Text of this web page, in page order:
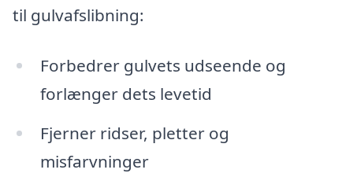
til gulvafslibning:
Forbedrer gulvets udseende og
forlænger dets levetid
Fjerner ridser, pletter og
misfarvninger